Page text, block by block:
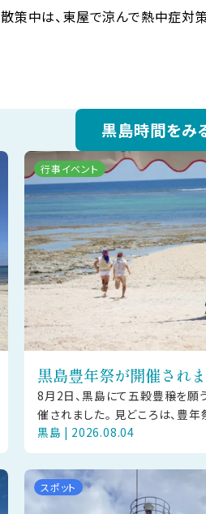
策中は、東屋で涼んで熱中症対
黒島時間をみ
行事イベント
黒島豊年祭が開催され
8月2日、黒島にて五穀豊穣を願
催されました。 見どころは、豊
パーレー競漕です。ふんどし姿の
ー」が浜から船へ向けて全力で
黒島 | 2026.08.04
スポット